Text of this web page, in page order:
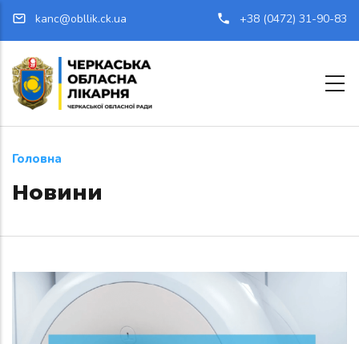
kanc@obllik.ck.ua +38 (0472) 31-90-83
Головна
Новини